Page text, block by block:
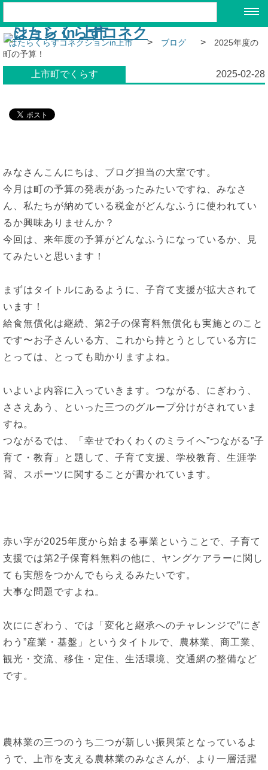
はたらくらすコネクションin上市 > ブログ >
2025年度の
町の予算！
上市町でくらす 2025-02-28
みなさんこんにちは、ブログ担当の大室です。
今月は町の予算の発表があったみたいですね、みなさ
ん、私たちが納めている税金がどんなふうに使われてい
るか興味ありませんか？
今回は、来年度の予算がどんなふうになっているか、見
てみたいと思います！
まずはタイトルにあるように、子育て支援が拡大されて
います！
給食無償化は継続、第2子の保育料無償化も実施とのこと
です〜お子さんいる方、これから持とうとしている方に
とっては、とっても助かりますよね。
いよいよ内容に入っていきます。つながる、にぎわう、
ささえあう、といった三つのグループ分けがされていま
すね。
つながるでは、「幸せでわくわくのミライへ”つながる”子
育て・教育」と題して、子育て支援、学校教育、生涯学
習、スポーツに関することが書かれています。
赤い字が2025年度から始まる事業ということで、子育て
支援では第2子保育料無料の他に、ヤングケアラーに関し
ても実態をつかんでもらえるみたいです。
大事な問題ですよね。
次ににぎわう、では「変化と継承へのチャレンジで”にぎ
わう”産業・基盤」というタイトルで、農林業、商工業、
観光・交流、移住・定住、生活環境、交通網の整備など
です。
農林業の三つのうち二つが新しい振興策となっているよ
うで、上市を支える農林業のみなさんが、より一層活躍